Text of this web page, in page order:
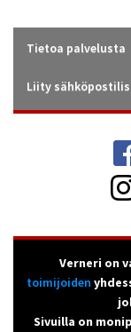
Tietoa palvelusta
Liity
Verneri on
toimijoiden
Sivuilla on